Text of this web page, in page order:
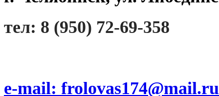
тел: 8 (950) 72-69-358
e-mail: frolovas174@mail.ru